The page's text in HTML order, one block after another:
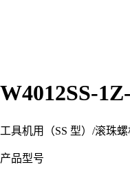
W4012SS-
工具机用（SS 型） /滚珠螺
产品型号